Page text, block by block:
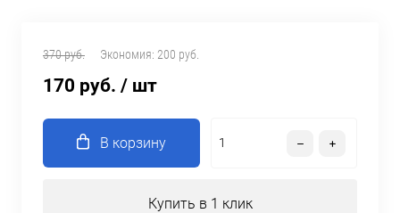
370 руб. Экономия: 200 руб.
170 руб. / шт
В корзину
Купить в 1 клик